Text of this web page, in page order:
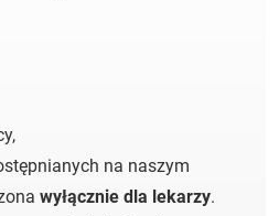
na naszym
wyłącznie dla lekarzy.